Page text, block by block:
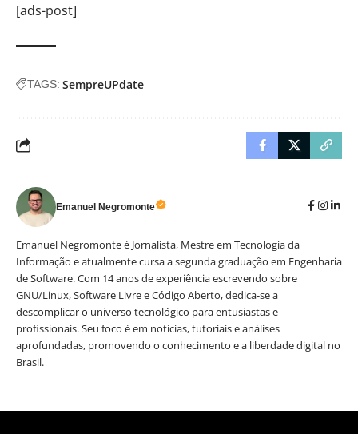
[ads-post]
TAGS: SempreUPdate
Emanuel Negromonte
Emanuel Negromonte é Jornalista, Mestre em Tecnologia da
Informação e atualmente cursa a segunda graduação em Engenharia
de Software. Com 14 anos de experiência escrevendo sobre
GNU/Linux, Software Livre e Código Aberto, dedica-se a
descomplicar o universo tecnológico para entusiastas e
profissionais. Seu foco é em notícias, tutoriais e análises
aprofundadas, promovendo o conhecimento e a liberdade digital no
Brasil.